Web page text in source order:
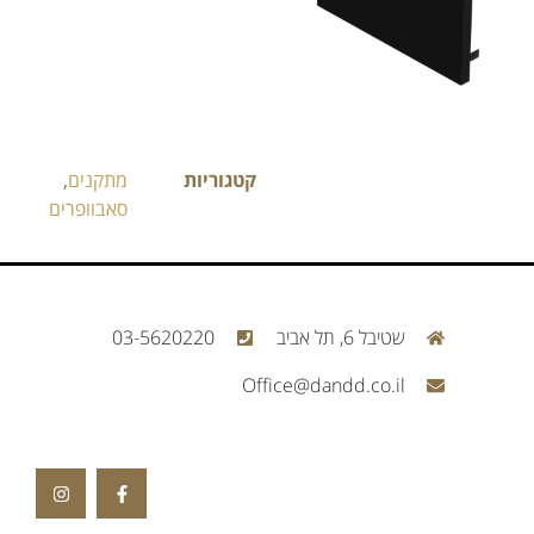
קטגוריות מתקנים,
סאבוופרים
שטיבל 6, תל אביב
03-5620220
Office@dandd.co.il